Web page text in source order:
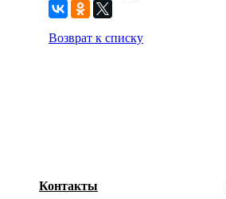
Возврат к списку
Контакты